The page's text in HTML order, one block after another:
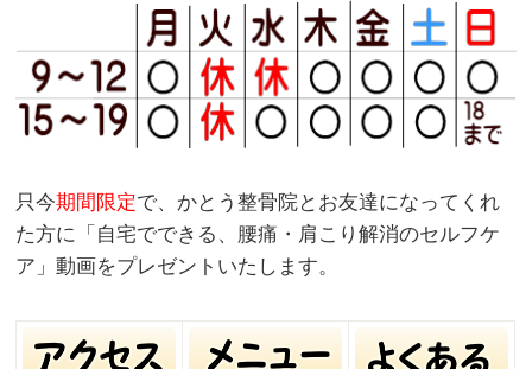
只今期間限定で、かとう整骨院とお友達になってくれ
た方に「自宅でできる、腰痛・肩こり解消のセルフケ
ア」動画をプレゼントいたします。